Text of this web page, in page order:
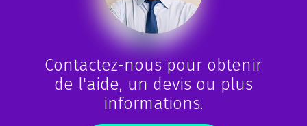
Contactez-nous pour obtenir
de l'aide, un devis ou plus
informations.